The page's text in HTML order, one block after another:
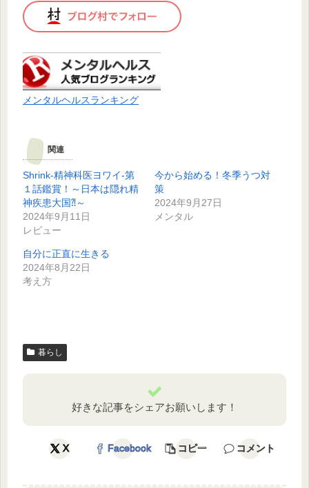
メンタルヘルスランキング
関連
Shrink-精神科医ヨワイ-第
１話鑑賞！～日本は隠れ精
神疾患大国⁈～
2024年9月11日
レビュー
今から始める！冬季うつ対
策
2024年9月27日
メンタル
自分に正直に生きる
2024年8月22日
考え方
暮らし
好きな記事をシェアお願いします！
X Facebook コピー コメント